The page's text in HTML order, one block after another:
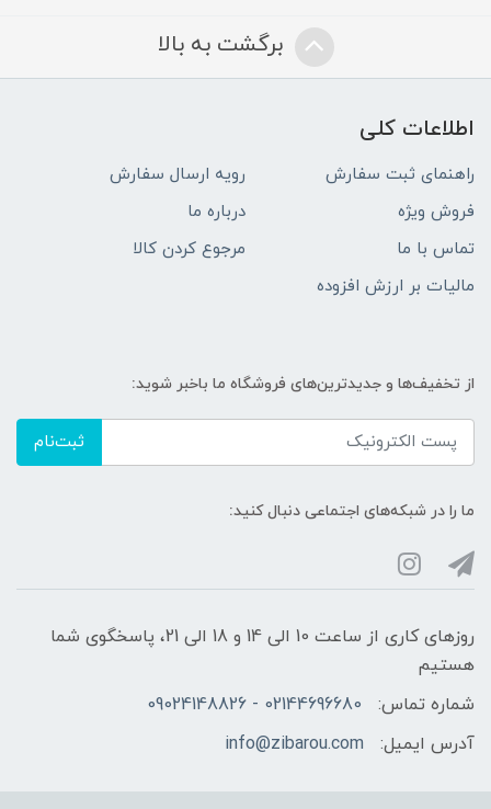
برگشت به بالا
اطلاعات کلی
راهنمای ثبت سفارش
رویه ارسال سفارش
فروش ویژه
درباره ما
تماس با ما
مرجوع کردن کالا
مالیات بر ارزش افزوده
از تخفیف‌ها و جدیدترین‌های فروشگاه ما باخبر شوید:
ثبت‌نام
ما را در شبکه‌های اجتماعی دنبال کنید:
روزهای کاری از ساعت 10 الی 14 و 18 الی 21، پاسخگوی شما
هستیم
شماره تماس:
02144696680 - 09024148826
آدرس ایمیل:
info@zibarou.com